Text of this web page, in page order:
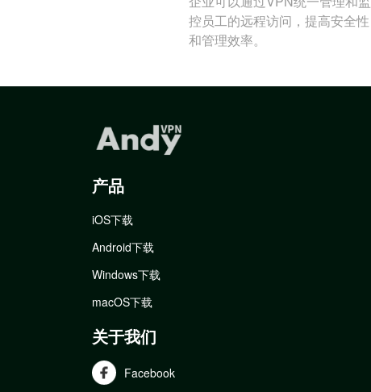
控员工的远程访问，提高安全性
和管理效率。
产品
iOS下载
Android下载
Windows下载
macOS下载
关于我们
Facebook